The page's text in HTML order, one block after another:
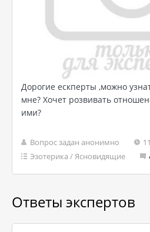
Дорогие ескперты ,можно
мне? Хочет розвивать
ими?
Вопрос задан анонимно
Эзотерика /Ясновидящие
Ответы экспертов